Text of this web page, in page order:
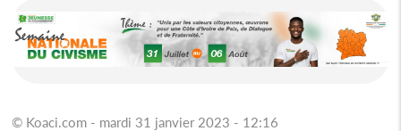
© Koaci.com - mardi 31 janvier 2023 - 12:16